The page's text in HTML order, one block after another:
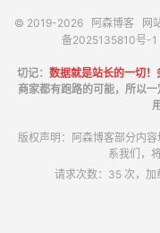
© 2019-2026 阿森博客 网
备2025135810号-1
切记： 数据就是站长的一切！
商家都有跑路的可能，所以
版权声明：阿森博客部分内
系我们，
请求次数：35 次，